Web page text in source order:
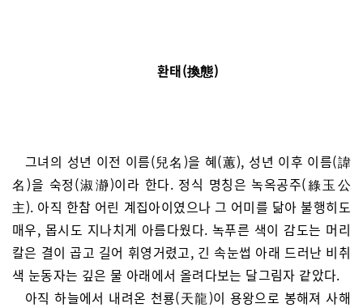
환태(換態)
그녀의 성년 이전 이름(兒名)을 혜(蕙), 성년 이후 이름(諱
名)을 숙정(淑瀞)이라 한다. 정식 명칭은 녹옥공주(綠玉公
主). 아직 한참 어린 계집아이였으나 그 어미를 닮아 불행히도
매우, 몹시도 지나치게 아름다웠다. 녹푸른 색이 감도는 머리
칼은 결이 곱고 길어 휘영거렸고, 긴 속눈썹 아래 드러난 비취
색 눈동자는 깊은 물 아래에서 올려다보는 달그림자 같았다.
아직 하늘에서 내려온 천룡(天龍)이 용왕으로 봉해져 사해